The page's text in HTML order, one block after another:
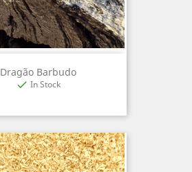
Dragão Barbudo
 In Stock